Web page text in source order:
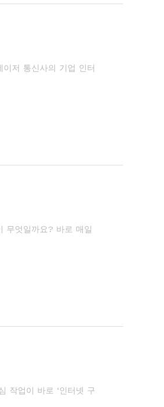
저 통신사의 기업 인터
무엇일까요? 바로 매일
작업이 바로 ‘인터넷 구